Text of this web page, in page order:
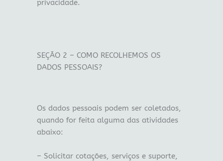
privacidade.
SEÇÃO 2 – COMO RECOLHEMOS OS
DADOS PESSOAIS?
Os dados pessoais podem ser coletados,
quando for feita alguma das atividades
abaixo:
– Solicitar cotações, serviços e suporte,